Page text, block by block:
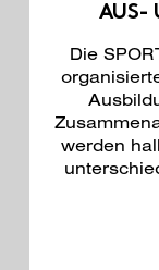
AUS-
Die
werden